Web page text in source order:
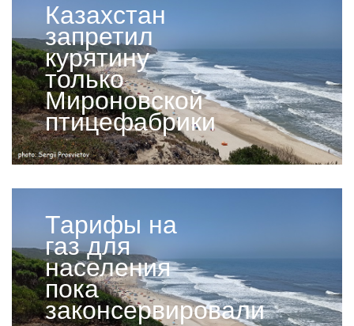
Казахстан
запретил
курятину
только
Мироновской
птицефабрики
Тарифы на
газ для
населения
пока
законсервировали